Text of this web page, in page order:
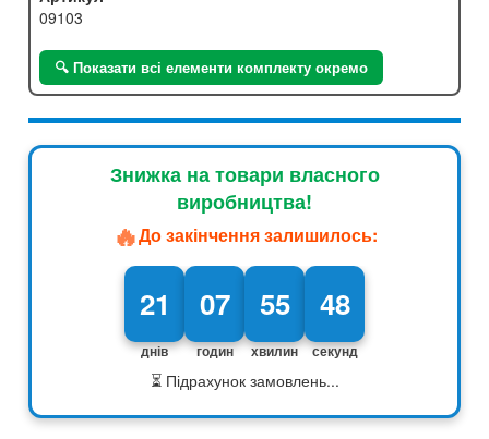
09103
🔍 Показати всі елементи комплекту окремо
Знижка на товари власного
виробництва!
🔥До закінчення залишилось:
21
днів
07
годин
55
хвилин
47
секунд
⏳ Підрахунок замовлень...